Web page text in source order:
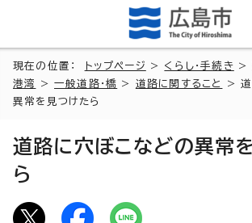
現在の位置： トップページ > くらし・手続き >
港湾
>一般道路・橋 > 道路に関すること
> 道
異常を見つけたら
道路に穴ぼこなどの異常
ら